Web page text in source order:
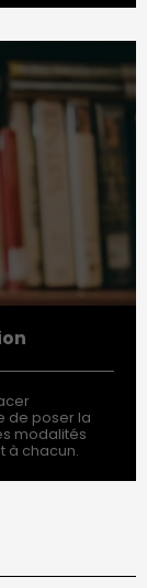
de poser la
modalités
à chacun.